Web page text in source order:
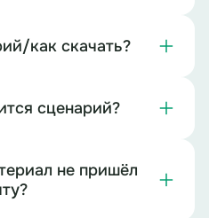
как скачать?
сценарий?
не пришёл